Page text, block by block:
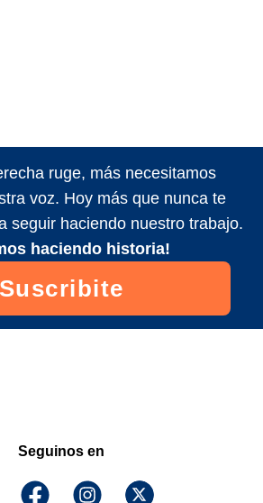
ruge, más necesitamos
voz. Hoy más que nunca te
seguir haciendo nuestro trabajo.
haciendo historia!
Suscribite
Seguinos en